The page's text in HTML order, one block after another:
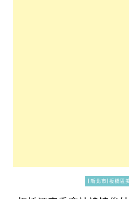
[新北市]板橋區